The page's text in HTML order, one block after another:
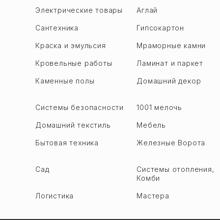
Гёйчай
Хызы
Ходжалы
Уджар
Имишли
Исмаиллы
Шуша
Сулутепе ru
Ходжасен
Хутор
Алят
Сангачал
Электрические товары Аглай
Сантехника Гипсокартон
Краска и эмульсия Мраморные камни
Кровельные работы Ламинат и паркет
Каменные полы Домашний декор
Системы безопасности 1001 мелочь
Домашний текстиль Мебель
Бытовая техника Железные Ворота
Сад
Системы отопления,
Комби
Логистика Мастера